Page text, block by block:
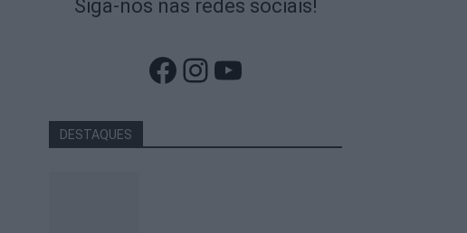
Siga-nos nas redes sociais!
Facebook
Instagram
YouTube
DESTAQUES